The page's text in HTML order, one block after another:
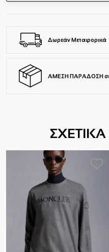
Δωρεάν Μεταφορικά
ΑΜΕΣΗ ΠΑΡΑΔΟΣΗ σε